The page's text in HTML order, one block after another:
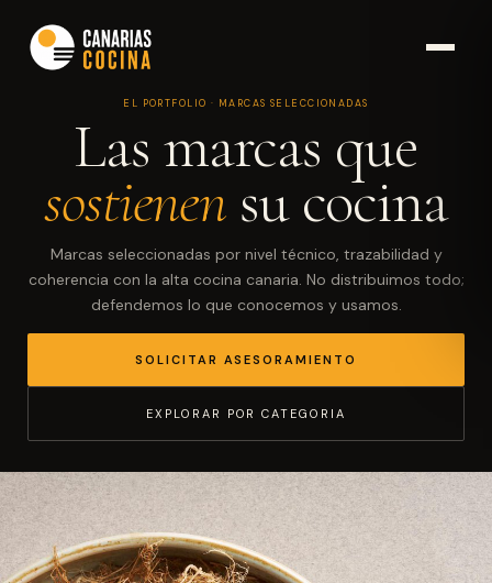
EL PORTFOLIO · MARCAS SELECCIONADAS
Las marcas que
sostienen su cocina
Marcas seleccionadas por nivel técnico, trazabilidad y
coherencia con la alta cocina canaria. No distribuimos todo;
defendemos lo que conocemos y usamos.
SOLICITAR ASESORAMIENTO
EXPLORAR POR CATEGORIA